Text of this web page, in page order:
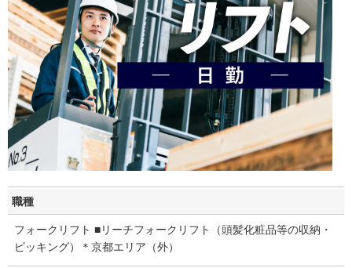
職種
フォークリフト ■リーチフォークリフト（頭髪化粧品等の収納・
ピッキング）＊京都エリア（外）